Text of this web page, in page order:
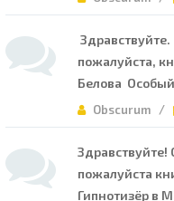
пожалуйста,
Белова
Obscurum /
Здравствуйте!
пожалуйста
Гипнотизёр в